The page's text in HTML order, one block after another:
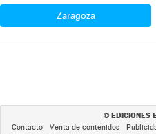
Zaragoza
© EDICIONES
Contacto Venta de contenidos